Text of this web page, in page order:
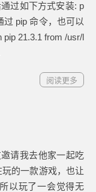
过如下方式安装: p
过 pip 命令，也可以
21.3.1 from /usr/l
阅读更多
请我去他家一起吃
的一款游戏，也让
以玩了一会觉得无